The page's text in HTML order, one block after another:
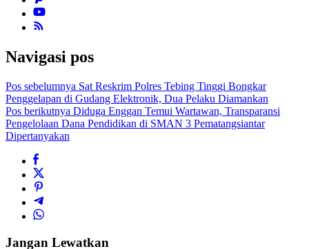
Navigasi pos
Pos sebelumnya Sat Reskrim Polres Tebing Tinggi Bongkar
Penggelapan di Gudang Elektronik, Dua Pelaku Diamankan
Pos berikutnya Diduga Enggan Temui Wartawan, Transparansi
Pengelolaan Dana Pendidikan di SMAN 3 Pematangsiantar
Dipertanyakan
Jangan Lewatkan